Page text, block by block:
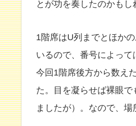
とが功を奏したのかもし
1階席はU列までとほか
いるので、番号によって
今回1階席後方から数え
た。目を凝らせば裸眼
ましたが）。なので、場